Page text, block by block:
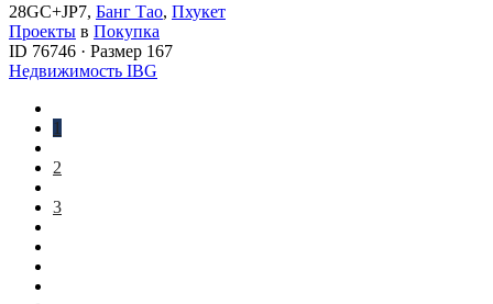
28GC+JP7, Банг Тао, Пхукет
Проекты в Покупка
ID 76746 · Размер 167
Недвижимость IBG
1
2
3